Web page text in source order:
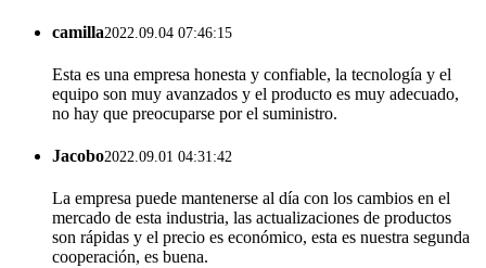
camilla2022.09.04 07:46:15
Esta es una empresa honesta y confiable, la tecnología y el
equipo son muy avanzados y el producto es muy adecuado,
no hay que preocuparse por el suministro.
Jacobo2022.09.01 04:31:42
La empresa puede mantenerse al día con los cambios en el
mercado de esta industria, las actualizaciones de productos
son rápidas y el precio es económico, esta es nuestra segunda
cooperación, es buena.